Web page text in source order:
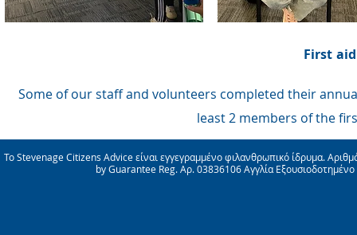
First
Some of our staff and volunteers completed their
least 2 members of the
Το Stevenage Citizens Advice είναι εγγεγραμμένο φιλανθρωπικό ίδρυμα.
by Guarantee Reg. Αρ. 03836106 Αγγλία